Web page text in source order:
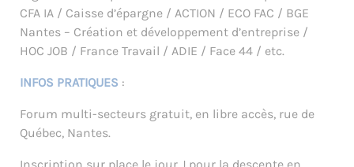
CFA IA / Caisse d’épargne / ACTION / ECO FAC / BGE
Nantes – Création et développement d’entreprise /
HOC JOB / France Travail / ADIE / Face 44 / etc.
INFOS PRATIQUES :
Forum multi-secteurs gratuit, en libre accès, rue de
Québec, Nantes.